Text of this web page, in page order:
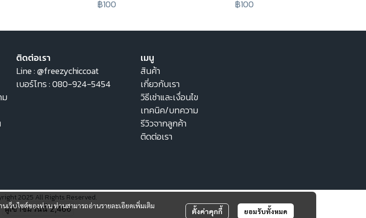
฿100 ฿100
ว็บไซต์ของท่าน ท่านสามารถอ่านรายละเอียดเพิ่มเติม
ตั้งค่าคุกกี้ ยอมรับทั้งหมด
ม
ติดต่อเรา
Line :@freezychiccoat
เบอร์โทร :080-924-5454
เมนู
สินค้า
เกี่ยวกับเรา
วิธีเช่าและเงื่อนไข
เทคนิค/บทความ
รีวิวจากลูกค้า
ติดต่อเรา
2025 All Rights Reserved.
ผู้เข้าชมวันนี้2,466